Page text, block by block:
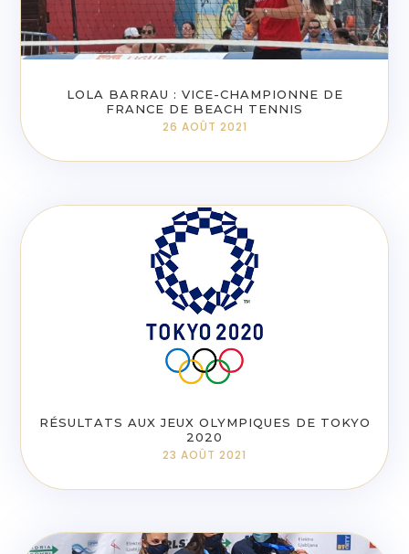
LOLA BARRAU : VICE-CHAMPIONNE DE
FRANCE DE BEACH TENNIS
26 AOÛT 2021
RÉSULTATS AUX JEUX OLYMPIQUES DE TOKYO
2020
23 AOÛT 2021